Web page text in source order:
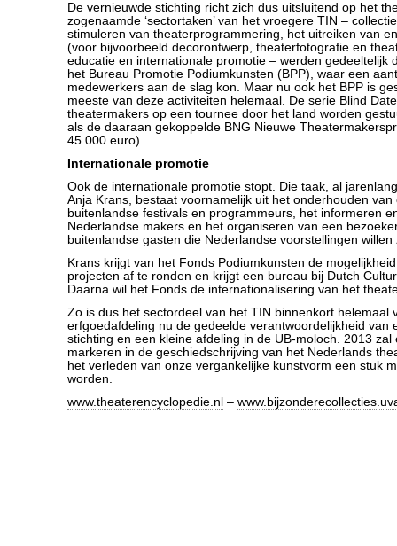
De vernieuwde stichting richt zich dus uitsluitend op het
zogenaamde ‘sectortaken’ van het vroegere TIN –
stimuleren van theaterprogrammering, het uitreiken van
(voor bijvoorbeeld decorontwerp, theaterfotografie en
educatie en internationale promotie – werden gedeeltelijk
het Bureau Promotie Podiumkunsten (BPP), waar een
medewerkers aan de slag kon. Maar nu ook het BPP is
meeste van deze activiteiten helemaal. De serie Blind
theatermakers op een tournee door het land worden
als de daaraan gekoppelde BNG Nieuwe
45.000 euro).
Internationale promotie
Ook de internationale promotie stopt. Die taak, al
Anja Krans, bestaat voornamelijk uit het onderhouden van
buitenlandse festivals en programmeurs, het informeren
Nederlandse makers en het organiseren van een
buitenlandse gasten die Nederlandse voorstellingen willen
Krans krijgt van het Fonds Podiumkunsten de
projecten af te ronden en krijgt een bureau bij Dutch
Daarna wil het Fonds de internationalisering van het
Zo is dus het sectordeel van het TIN binnenkort helemaal
erfgoedafdeling nu de gedeelde verantwoordelijkheid van
stichting en een kleine afdeling in de UB-moloch. 2013 zal
markeren in de geschiedschrijving van het Nederlands
het verleden van onze vergankelijke kunstvorm een stuk
worden.
www.theaterencyclopedie.nl –